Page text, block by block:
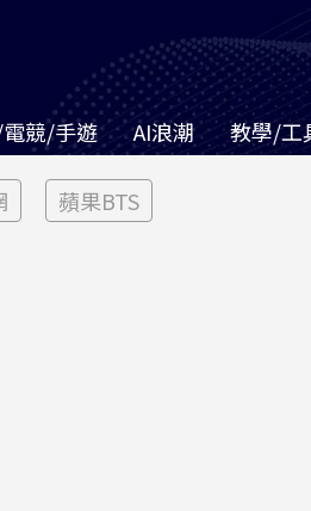
競/手遊 AI浪潮 教學/工
蘋果BTS